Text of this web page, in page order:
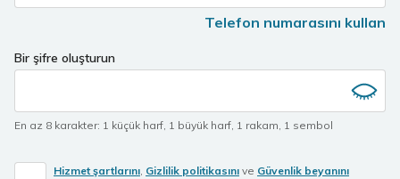
a
ignore
this
Telefon numarasını kullan
Bir şifre oluşturun
En az 8 karakter: 1 küçük harf, 1 büyük harf, 1 rakam, 1 sembol
Hizmet şartlarını, Gizlilik politikasını ve Güvenlik beyanını